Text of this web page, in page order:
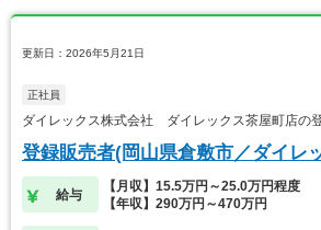
更新日：2026年5月21日
正社員
ダイレックス株式会社 ダイレックス茶屋町店の
登録販売者(岡山県倉敷市／ダイレ
給与
【月収】15.5万円～25.0万円程度
【年収】290万円～470万円